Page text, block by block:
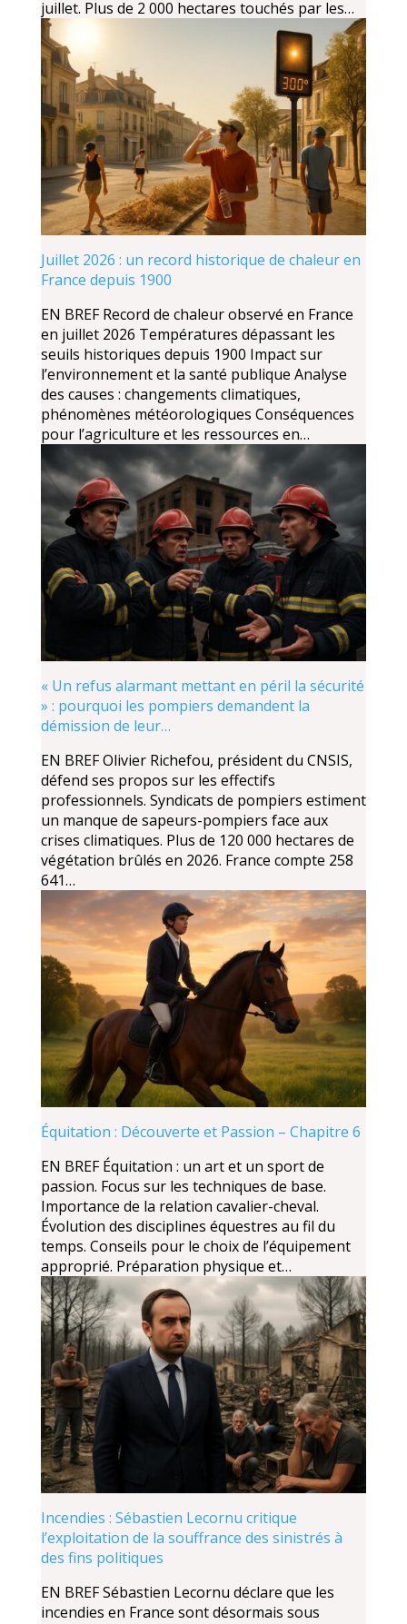
juillet. Plus de 2 000 hectares touchés par les…
Juillet 2026 : un record historique de chaleur en
France depuis 1900
EN BREF Record de chaleur observé en France
en juillet 2026 Températures dépassant les
seuils historiques depuis 1900 Impact sur
l’environnement et la santé publique Analyse
des causes : changements climatiques,
phénomènes météorologiques Conséquences
pour l’agriculture et les ressources en…
« Un refus alarmant mettant en péril la sécurité
» : pourquoi les pompiers demandent la
démission de leur…
EN BREF Olivier Richefou, président du CNSIS,
défend ses propos sur les effectifs
professionnels. Syndicats de pompiers estiment
un manque de sapeurs-pompiers face aux
crises climatiques. Plus de 120 000 hectares de
végétation brûlés en 2026. France compte 258
641…
Équitation : Découverte et Passion – Chapitre 6
EN BREF Équitation : un art et un sport de
passion. Focus sur les techniques de base.
Importance de la relation cavalier-cheval.
Évolution des disciplines équestres au fil du
temps. Conseils pour le choix de l’équipement
approprié. Préparation physique et…
Incendies : Sébastien Lecornu critique
l’exploitation de la souffrance des sinistrés à
des fins politiques
EN BREF Sébastien Lecornu déclare que les
incendies en France sont désormais sous